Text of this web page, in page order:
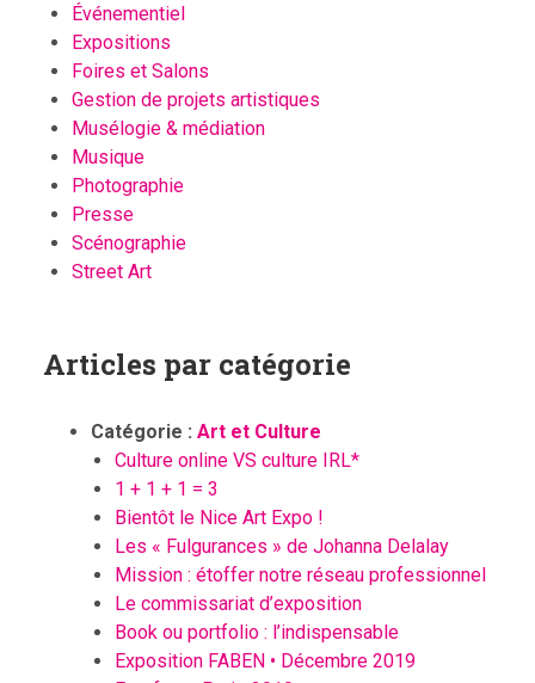
Événementiel
Expositions
Foires et Salons
Gestion de projets artistiques
Musélogie & médiation
Musique
Photographie
Presse
Scénographie
Street Art
Articles par catégorie
Catégorie : Art et Culture
Culture online VS culture IRL*
1 + 1 + 1 = 3
Bientôt le Nice Art Expo !
Les « Fulgurances » de Johanna Delalay
Mission : étoffer notre réseau professionnel
Le commissariat d’exposition
Book ou portfolio : l’indispensable
Exposition FABEN • Décembre 2019